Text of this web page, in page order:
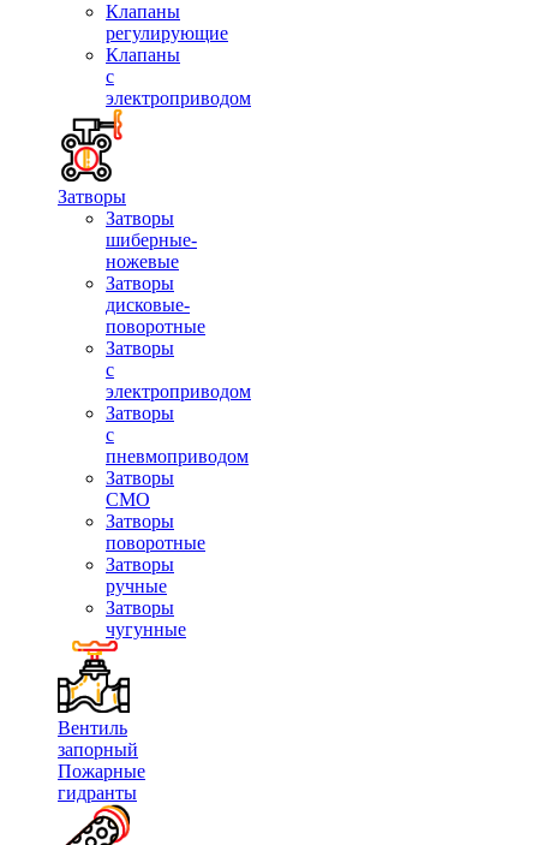
Клапаны
регулирующие
Клапаны
с
электроприводом
Затворы
Затворы
шиберные-
ножевые
Затворы
дисковые-
поворотные
Затворы
с
электроприводом
Затворы
с
пневмоприводом
Затворы
СМО
Затворы
поворотные
Затворы
ручные
Затворы
чугунные
Вентиль
запорный
Пожарные
гидранты